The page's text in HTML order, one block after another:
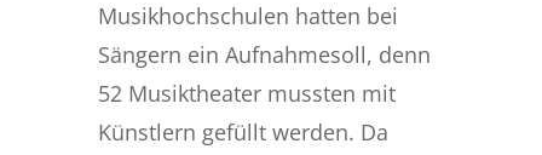
Musikhochschulen hatten bei
Sängern ein Aufnahmesoll, denn
52 Musiktheater mussten mit
Künstlern gefüllt werden. Da